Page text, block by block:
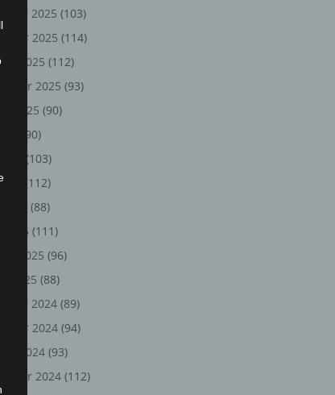
2025 (103)
2025 (114)
2025 (112)
2025 (93)
2025 (90)
(90)
(103)
(112)
(88)
(111)
2025 (96)
2025 (88)
2024 (89)
2024 (94)
2024 (93)
2024 (112)